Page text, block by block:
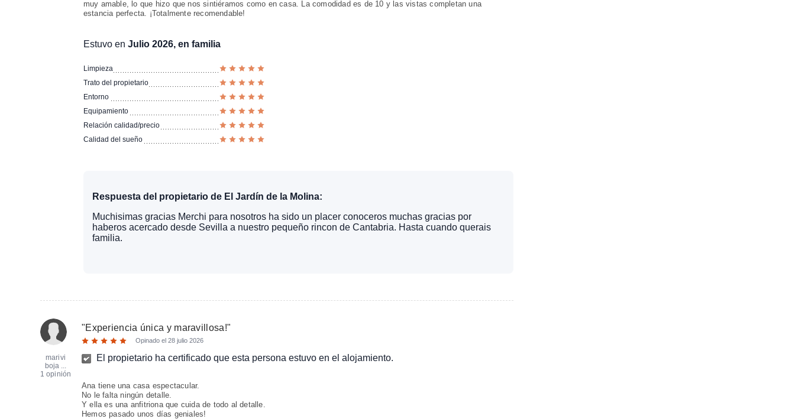
muy amable, lo que hizo que nos sintiéramos como en casa. La comodidad es de 10 y las vistas completan una
estancia perfecta. ¡Totalmente recomendable!
Estuvo en Julio 2026, en familia
Limpieza
Trato del propietario
Entorno
Equipamiento
Relación calidad/precio
Calidad del sueño
Respuesta del propietario de El Jardín de la Molina:
Muchisimas gracias Merchi para nosotros ha sido un placer conoceros muchas gracias por
haberos acercado desde Sevilla a nuestro pequeño rincon de Cantabria. Hasta cuando querais
familia.
marivi
boja ...
1 opinión
"Experiencia única y maravillosa!"
Opinado el 28 julio 2026
El propietario ha certificado que esta persona estuvo en el alojamiento.
Ana tiene una casa espectacular.
No le falta ningún detalle.
Y ella es una anfitriona que cuida de todo al detalle.
Hemos pasado unos días geniales!